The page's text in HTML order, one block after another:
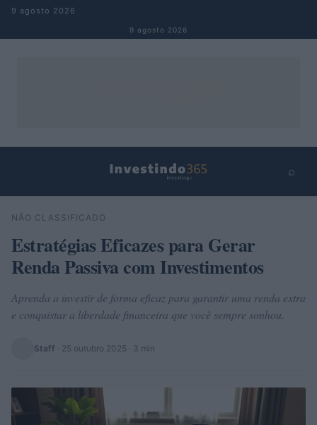
Pular para o conteúdo
9 agosto 2026
9 agosto 2026
⌕
Buscar
NÃO CLASSIFICADO
Estratégias Eficazes para Gerar
Renda Passiva com Investimentos
Aprenda a investir de forma eficaz para garantir uma renda extra
e conquistar a liberdade financeira que você sempre sonhou.
Staff · 25 outubro 2025 · 3 min